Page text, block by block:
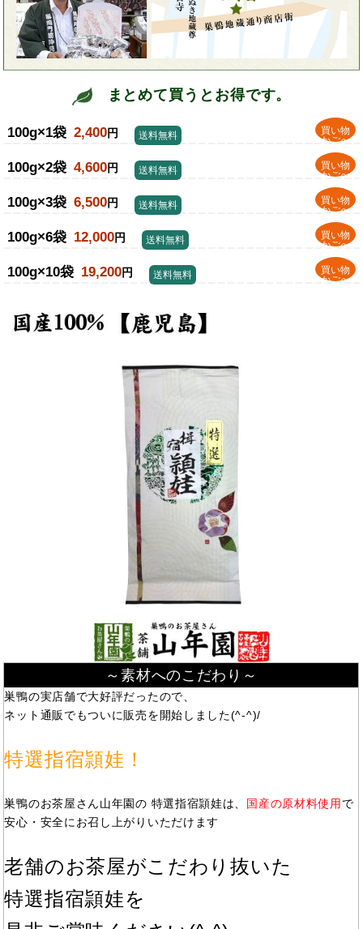
まとめて買うとお得です。
100g×1袋 2,400円
買い物
かごへ
送料無料
100g×2袋 4,600円
買い物
かごへ
送料無料
100g×3袋 6,500円
買い物
かごへ
送料無料
100g×6袋 12,000円
買い物
かごへ
送料無料
100g×10袋 19,200円
買い物
かごへ
送料無料
～素材へのこだわり～
巣鴨の実店舗で大好評だったので、
ネット通販でもついに販売を開始しました(^-^)/
特選指宿頴娃！
巣鴨のお茶屋さん山年園の 特選指宿頴娃は、 国産の原材料使用 で
安心・安全にお召し上がりいただけます
老舗のお茶屋がこだわり抜いた
特選指宿頴娃を